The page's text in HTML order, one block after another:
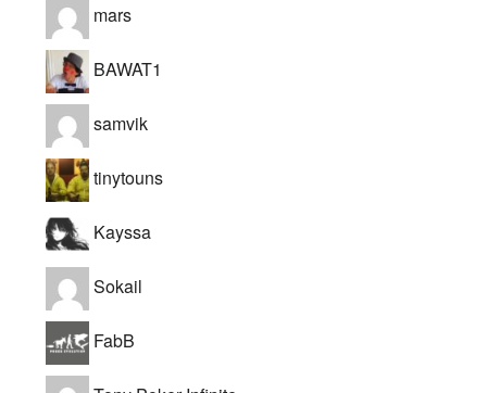
mars
BAWAT1
samvik
tinytouns
Kayssa
Sokail
FabB